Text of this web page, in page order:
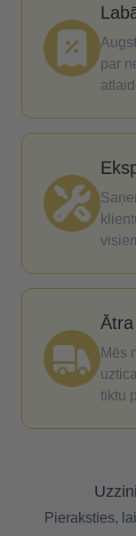
par
Mēs
tiktu
Pieraksties,